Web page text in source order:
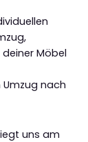
Möbel
nach
uns am